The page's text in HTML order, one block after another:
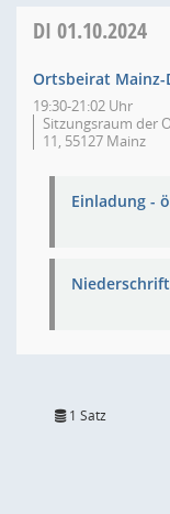
DI 01.10.2024
Ortsbeirat Mainz-
19:30-21:02 Uhr
Sitzungsraum der
11, 55127 Mainz
Einladung -
1 Satz